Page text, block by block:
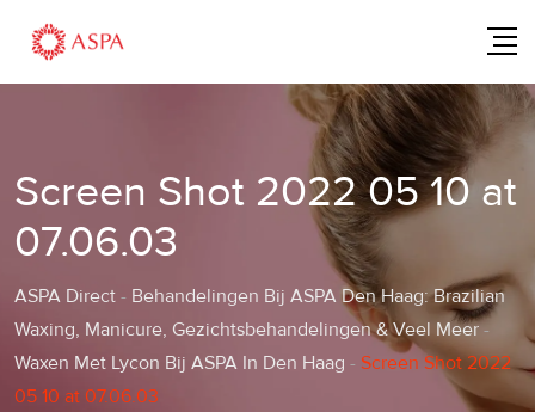
content
Screen Shot 2022 05 10 at
07.06.03
ASPA Direct - Behandelingen Bij ASPA Den Haag: Brazilian
Waxing, Manicure, Gezichtsbehandelingen & Veel Meer-
Waxen Met Lycon Bij ASPA In Den Haag - Screen Shot 2022
05 10 at 07.06.03